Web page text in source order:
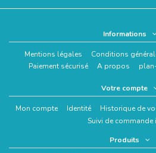
Informations
Mentions légales Conditions
Paiement sécurisé
A propos
Votre compte
Mon compte Identité Historique de
Suivi de commande
Produits